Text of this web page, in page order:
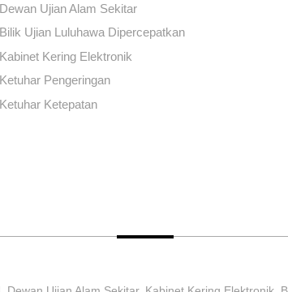
Dewan Ujian Alam Sekitar
Bilik Ujian Luluhawa Dipercepatkan
Kabinet Kering Elektronik
Ketuhar Pengeringan
Ketuhar Ketepatan